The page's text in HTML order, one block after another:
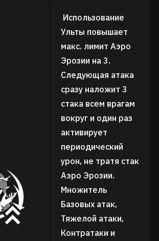
Использование
Ульты повышает
макс. лимит Аэро
Эрозии на 3.
Следующая атака
сразу наложит 3
стака всем врагам
вокруг и один раз
активирует
периодический
урон, не тратя стак
Аэро Эрозии.
Множитель
Базовых атак,
Тяжелой атаки,
Контратаки и